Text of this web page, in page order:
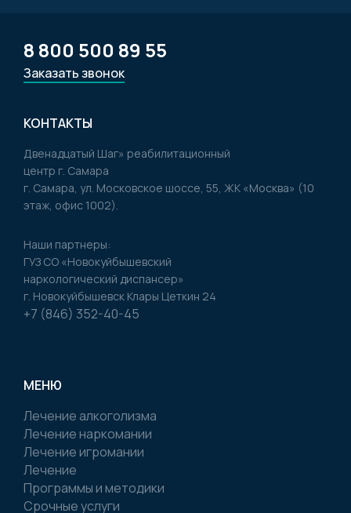
КОНТАКТЫ
Двенадцатый Шаг» реабилитационный
центр г. Самара
г. Самара, ул. Московское шоссе, 55, ЖК «Москва» (10
этаж, офис 1002).
Наши партнеры:
ГУЗ CO «Новокуйбышевский
наркологический диспансер»
г. Новокуйбышевск Клары Цеткин 24
+7 (846) 352-40-45
МЕНЮ
Лечение алкоголизма
Лечение наркомании
Лечение игромании
Лечение
Программы и методики
Срочные услуги
8 800 500 89 55
Заказать звонок